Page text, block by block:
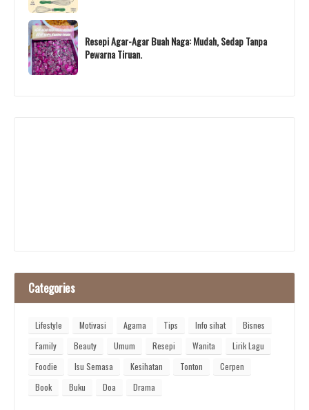
Resepi Agar-Agar Buah Naga: Mudah, Sedap Tanpa
Pewarna Tiruan.
Categories
Lifestyle Motivasi Agama Tips Info sihat
Bisnes
Family
Beauty Umum Resepi Wanita
Lirik Lagu
Foodie
Isu Semasa Kesihatan Tonton
Cerpen
Book
Buku Doa Drama